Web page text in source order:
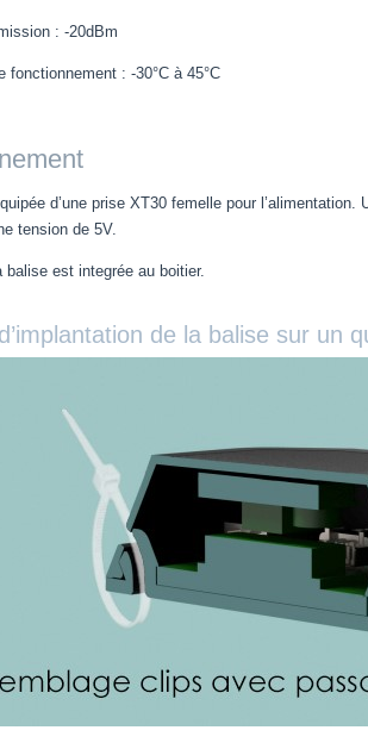
: -20dBm
de fonctionnement : -30°C à 45°C
d’une prise XT30 femelle pour
tension de 5V.
balise est integrée au boitier.
de la balise sur un